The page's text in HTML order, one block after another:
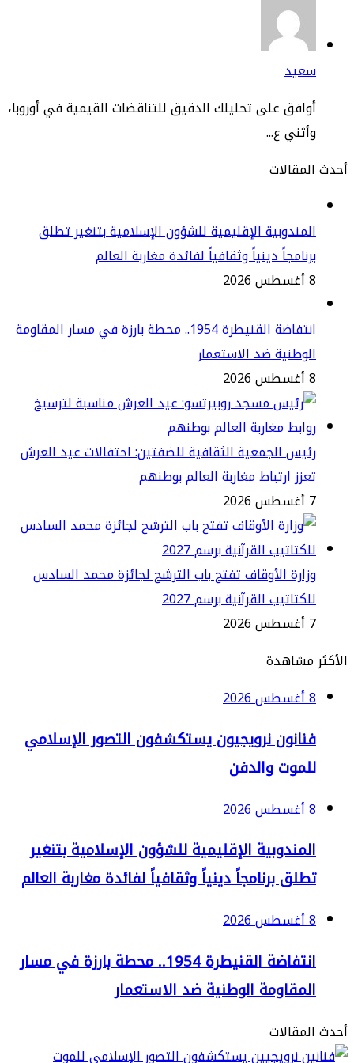
على تحليلك الدقيق للتناقضات القيمية في أوروبا،
ع...
الإقليمية للشؤون الإسلامية بتنغير تطلق
دينياً وثقافياً لفائدة مغاربة العالم
انتفاضة القنيطرة 1954.. محطة بارزة في مسار المقاومة
ضد الاستعمار
الجمعية الثقافية للضفتين: احتفالات عيد العرش
ارتباط مغاربة العالم بوطنهم
الأوقاف تفتح باب الترشح لجائزة محمد السادس
القرآنية برسم 2027
نرويجيون يستكشفون التصور الإسلامي
والدفن
الإقليمية للشؤون الإسلامية بتنغير
برنامجاً دينياً وثقافياً لفائدة مغاربة العالم
انتفاضة القنيطرة 1954.. محطة بارزة في مسار
الوطنية ضد الاستعمار